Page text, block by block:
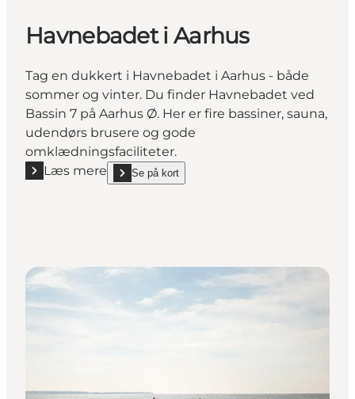
Havnebadet i Aarhus
Tag en dukkert i Havnebadet i Aarhus - både
sommer og vinter. Du finder Havnebadet ved
Bassin 7 på Aarhus Ø. Her er fire bassiner, sauna,
udendørs brusere og gode
omklædningsfaciliteter.
Læs mere
Læs mere "Havnebadet i Aarhus"
Se på kort
show Havnebadet i Aarhus on_map